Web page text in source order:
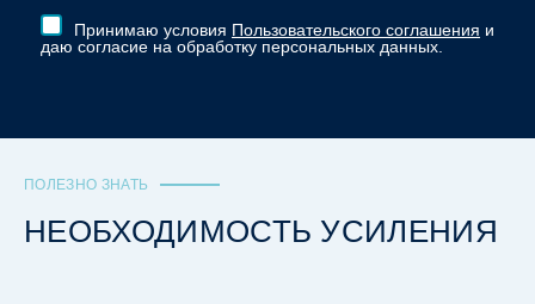
Принимаю условия Пользовательского соглашения и
даю согласие на обработку персональных данных.
ПОЛЕЗНО ЗНАТЬ
НЕОБХОДИМОСТЬ УСИЛЕНИЯ